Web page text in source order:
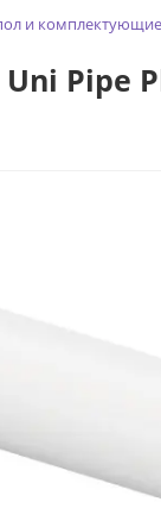
и комплектующие
Pipe